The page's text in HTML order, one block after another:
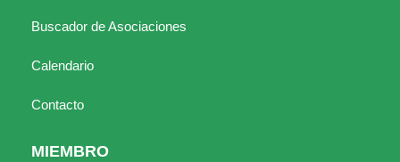
Buscador de Asociaciones
Calendario
Contacto
MIEMBRO